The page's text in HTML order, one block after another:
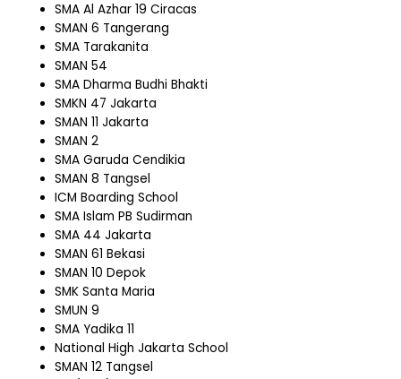
SMA Al Azhar 19 Ciracas
SMAN 6 Tangerang
SMA Tarakanita
SMAN 54
SMA Dharma Budhi Bhakti
SMKN 47 Jakarta
SMAN 11 Jakarta
SMAN 2
SMA Garuda Cendikia
SMAN 8 Tangsel
ICM Boarding School
SMA Islam PB Sudirman
SMA 44 Jakarta
SMAN 61 Bekasi
SMAN 10 Depok
SMK Santa Maria
SMUN 9
SMA Yadika 11
National High Jakarta School
SMAN 12 Tangsel